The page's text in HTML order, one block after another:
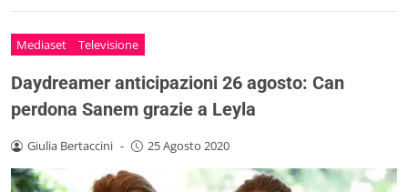
Mediaset Televisione
Daydreamer anticipazioni 26 agosto: Can
perdona Sanem grazie a Leyla
Giulia Bertaccini - 25 Agosto 2020